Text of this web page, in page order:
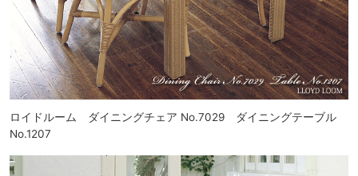
ロイドルーム ダイニングチェア No.7029 ダイニングテーブル
No.1207